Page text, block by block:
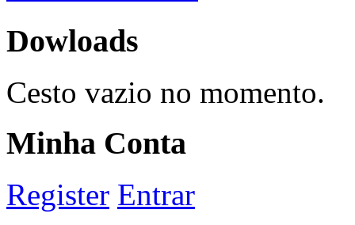
Dowloads
Cesto vazio no momento.
Minha Conta
Register Entrar